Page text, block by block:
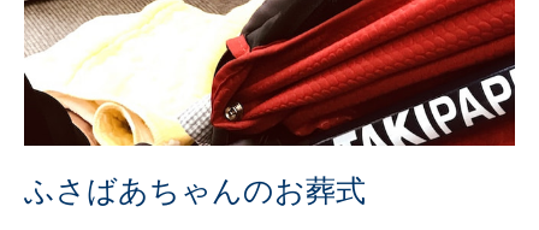
ふさばあちゃんのお葬式